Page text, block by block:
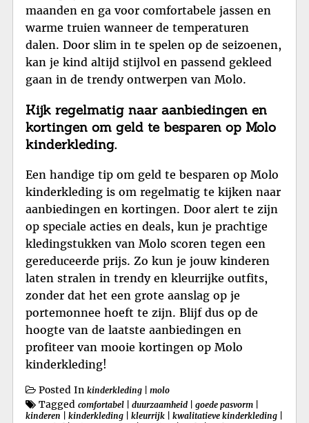
maanden en ga voor comfortabele jassen en
warme truien wanneer de temperaturen
dalen. Door slim in te spelen op de seizoenen,
kan je kind altijd stijlvol en passend gekleed
gaan in de trendy ontwerpen van Molo.
Kijk regelmatig naar aanbiedingen en
kortingen om geld te besparen op Molo
kinderkleding.
Een handige tip om geld te besparen op Molo
kinderkleding is om regelmatig te kijken naar
aanbiedingen en kortingen. Door alert te zijn
op speciale acties en deals, kun je prachtige
kledingstukken van Molo scoren tegen een
gereduceerde prijs. Zo kun je jouw kinderen
laten stralen in trendy en kleurrijke outfits,
zonder dat het een grote aanslag op je
portemonnee hoeft te zijn. Blijf dus op de
hoogte van de laatste aanbiedingen en
profiteer van mooie kortingen op Molo
kinderkleding!
Posted In kinderkleding molo
Tagged comfortabel duurzaamheid goede pasvorm
kinderen
kinderkleding kleurrijk kwalitatieve kinderkleding